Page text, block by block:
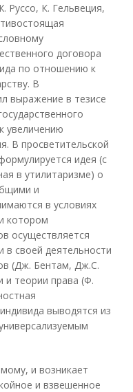
Руссо, К. Гельвеция,
договора
по отношению к
В
выражение в тезисе
увеличению
В просветительской
идея (с
в утилитаризме) о
и
в условиях
котором
осуществляется
своей деятельности
(Дж. Бентам, Дж.С.
теории права (Ф.
выводятся из
и возникает
и взвешенное